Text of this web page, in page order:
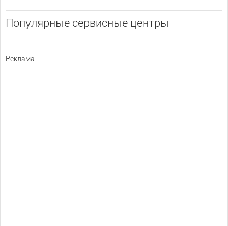
Популярные сервисные центры
Реклама